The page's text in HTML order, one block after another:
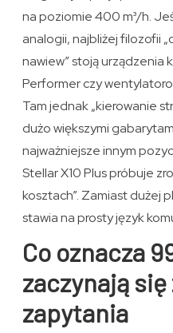
na poziomie 400 m³/h.
analogii, najbliżej filozofii
nawiew” stoją urządzenia
Performer czy
Tam jednak „kierowanie
dużo większymi
najważniejsze innym
Stellar X10 Plus próbuje
kosztach”. Zamiast dużej
stawia na prosty język
Co oznacza
zaczynają
zapytania